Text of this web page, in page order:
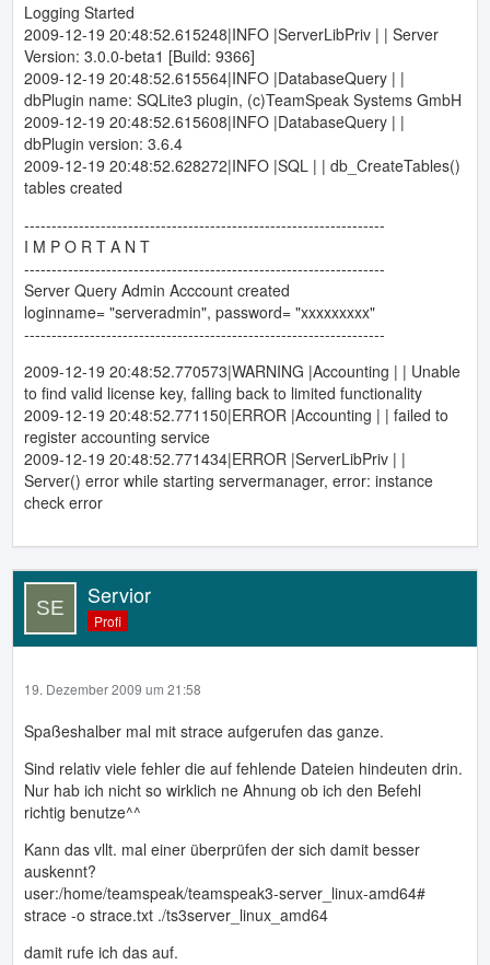
Logging Started
2009-12-19 20:48:52.615248|INFO |ServerLibPriv | | Server
Version: 3.0.0-beta1 [Build: 9366]
2009-12-19 20:48:52.615564|INFO |DatabaseQuery | |
dbPlugin name: SQLite3 plugin, (c)TeamSpeak Systems GmbH
2009-12-19 20:48:52.615608|INFO |DatabaseQuery | |
dbPlugin version: 3.6.4
2009-12-19 20:48:52.628272|INFO |SQL | | db_CreateTables()
tables created
------------------------------------------------------------------
I M P O R T A N T
------------------------------------------------------------------
Server Query Admin Acccount created
loginname= "serveradmin", password= "xxxxxxxxx"
------------------------------------------------------------------
2009-12-19 20:48:52.770573|WARNING |Accounting | | Unable
to find valid license key, falling back to limited functionality
2009-12-19 20:48:52.771150|ERROR |Accounting | | failed to
register accounting service
2009-12-19 20:48:52.771434|ERROR |ServerLibPriv | |
Server() error while starting servermanager, error: instance
check error
Servior
Profi
19. Dezember 2009 um 21:58
Spaßeshalber mal mit strace aufgerufen das ganze.
Sind relativ viele fehler die auf fehlende Dateien hindeuten drin.
Nur hab ich nicht so wirklich ne Ahnung ob ich den Befehl
richtig benutze^^
Kann das vllt. mal einer überprüfen der sich damit besser
auskennt?
user:/home/teamspeak/teamspeak3-server_linux-amd64#
strace -o strace.txt ./ts3server_linux_amd64
damit rufe ich das auf.